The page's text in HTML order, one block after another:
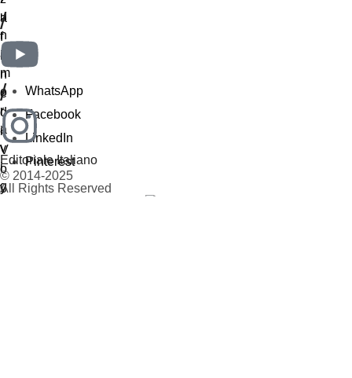
/
/
Editoriale Italiano
© 2014-2025
All Rights Reserved
WhatsApp
Facebook
LinkedIn
Pinterest